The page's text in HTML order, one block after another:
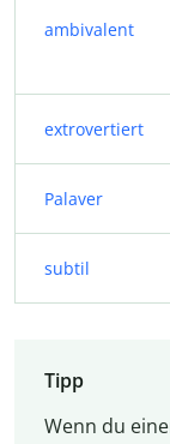
ambivalent
extrovertiert
Palaver
subtil
Tipp
Wenn du